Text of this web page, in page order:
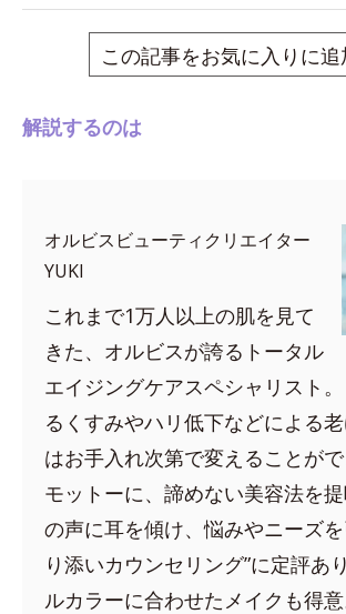
この記事をお気に入りに追
解説するのは
オルビスビューティクリエイター
YUKI
これまで1万人以上の肌を見て
きた、オルビスが誇るトータル
エイジングケアスペシャリスト
るくすみやハリ低下などによる
はお手入れ次第で変えることが
モットーに、諦めない美容法を
の声に耳を傾け、悩みやニーズ
り添いカウンセリング”に定評あ
ルカラーに合わせたメイクも得意